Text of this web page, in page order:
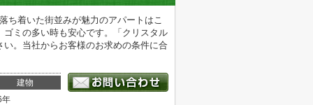
ち着いた街並みが魅力のアパートはこ
ミの多い時も安心です。「クリスタル
。当社からお客様のお求めの条件に合
建物
年